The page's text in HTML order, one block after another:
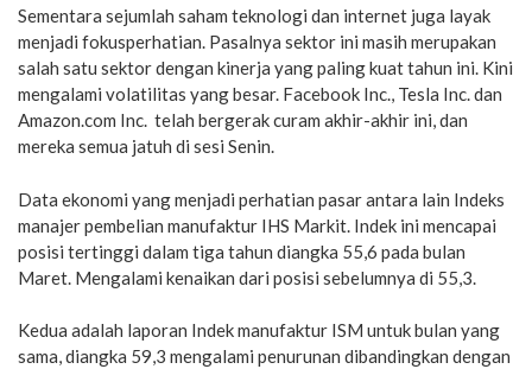
Sementara sejumlah saham teknologi dan internet juga layak
menjadi fokusperhatian. Pasalnya sektor ini masih merupakan
salah satu sektor dengan kinerja yang paling kuat tahun ini. Kini
mengalami volatilitas yang besar. Facebook Inc., Tesla Inc. dan
Amazon.com Inc. telah bergerak curam akhir-akhir ini, dan
mereka semua jatuh di sesi Senin.
Data ekonomi yang menjadi perhatian pasar antara lain Indeks
manajer pembelian manufaktur IHS Markit. Indek ini mencapai
posisi tertinggi dalam tiga tahun diangka 55,6 pada bulan
Maret. Mengalami kenaikan dari posisi sebelumnya di 55,3.
Kedua adalah laporan Indek manufaktur ISM untuk bulan yang
sama, diangka 59,3 mengalami penurunan dibandingkan dengan